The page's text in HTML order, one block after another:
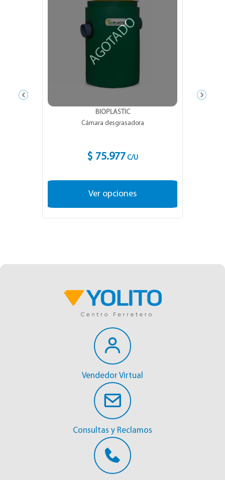
AGOTADO
BIOPLASTIC
Cámara desgrasadora
$ 75.977 C/U
Ver opciones
Vendedor Virtual
Consultas y Reclamos